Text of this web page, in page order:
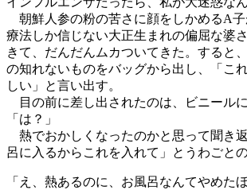
朝鮮人参の粉の苦さに顔をしかめるA子
療法しか信じない大正生まれの偏屈な婆
きて、だんだんムカついてきた。すると
の知れないものをバッグから出し、「こ
しい」と言い出す。
目の前に差し出されたのは、ビニールに
「は？」
熱でおかしくなったのかと思って聞き
呂に入るからこれを入れて」とうわごと
「え、熱あるのに、お風呂なんてやめた